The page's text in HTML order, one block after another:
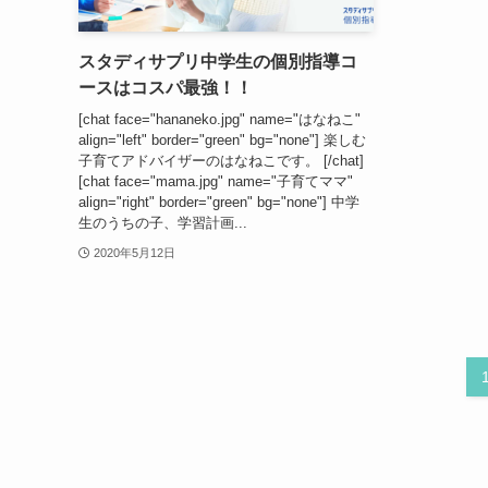
スタディサプリ中学生の個別指導コ
ースはコスパ最強！！
[chat face="hananeko.jpg" name="はなねこ"
align="left" border="green" bg="none"] 楽しむ
子育てアドバイザーのはなねこです。 [/chat]
[chat face="mama.jpg" name="子育てママ"
align="right" border="green" bg="none"] 中学
生のうちの子、学習計画...
2020年5月12日
1